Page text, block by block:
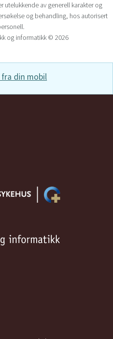
utelukkende av generell karakter og
og behandling, hos autorisert
og informatikk © 2026
din mobil